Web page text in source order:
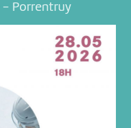
- Porrentruy